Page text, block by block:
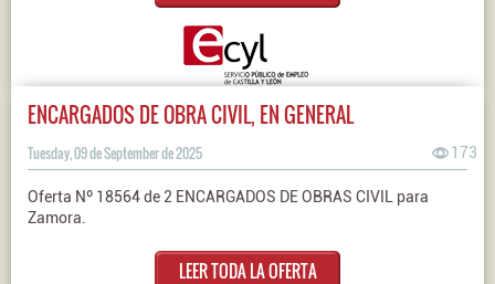
ENCARGADOS DE OBRA CIVIL, EN GENERAL
Tuesday, 09 de September de 2025 173
Oferta Nº 18564 de 2 ENCARGADOS DE OBRAS CIVIL para
Zamora.
LEER TODA LA OFERTA